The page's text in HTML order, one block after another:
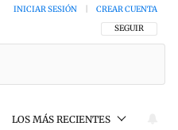
SIGA ESTA
SEGUIR
INICIAR SESIÓN CREAR CUENTA
LOS MÁS RECIENTES